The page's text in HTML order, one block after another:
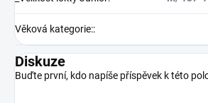
Věková kategorie::
Diskuze
Buďte první, kdo napíše příspěvek k této